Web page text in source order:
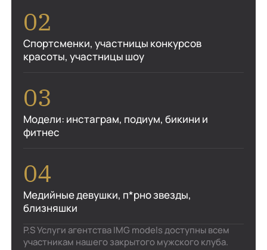
Спортсменки, участницы конкурсов
красоты, участницы шоу
Модели: инстаграм, подиум, бикини и
фитнес
Медийные девушки, п*рно звезды,
близняшки
P.S Услуги агентства IMG models доступны всем
участникам нашего закрытого мужского клуба.